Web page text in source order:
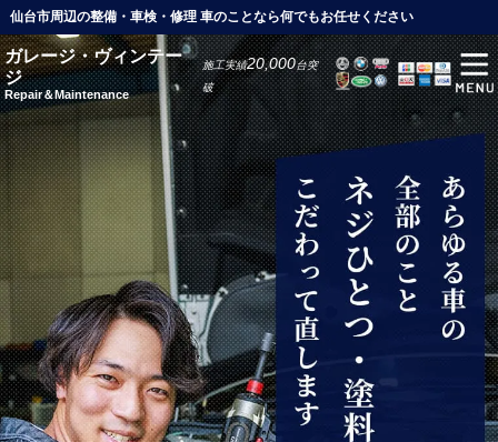
仙台市周辺の整備・車検・修理 車のことなら何でもお任せください
ガレージ・ヴィンテー
ジ
Repair＆Maintenance
施工実績20,000台突
破